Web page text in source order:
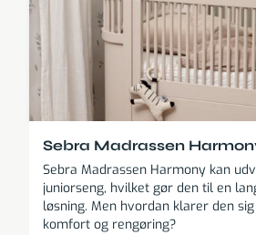
Sebra Madrassen
Sebra Madrassen Harmony kan
juniorseng, hvilket gør den til en
løsning. Men hvordan klarer den
komfort og rengøring?